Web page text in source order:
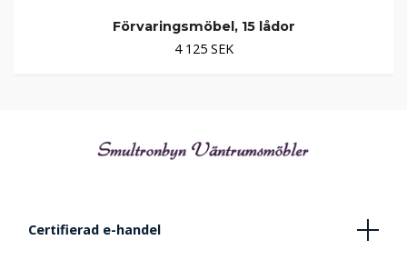
Förvaringsmöbel, 15 lådor
4 125 SEK
Certifierad e-handel